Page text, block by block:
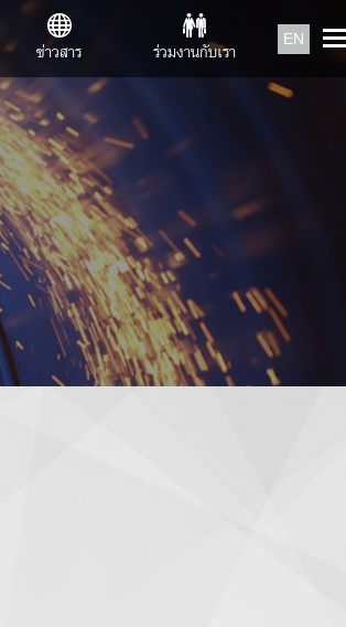
ข่าวสาร ร่วมงานกับเรา
EN